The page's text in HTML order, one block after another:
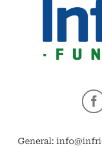
General: